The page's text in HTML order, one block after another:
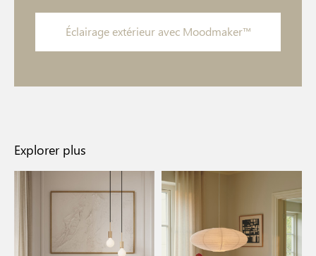
Éclairage extérieur avec Moodmaker™
Explorer plus